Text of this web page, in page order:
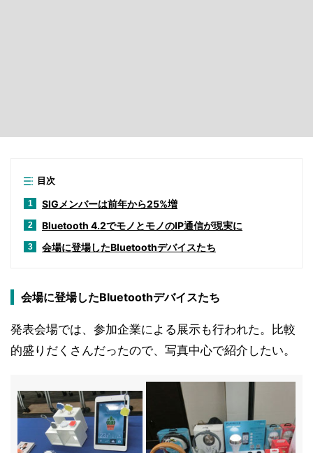
目次
1 SIGメンバーは前年から25%増
2 Bluetooth 4.2でモノとモノのIP通信が現実に
3 会場に登場したBluetoothデバイスたち
会場に登場したBluetoothデバイスたち
発表会場では、参加企業による展示も行われた。比較
的盛りだくさんだったので、写真中心で紹介したい。